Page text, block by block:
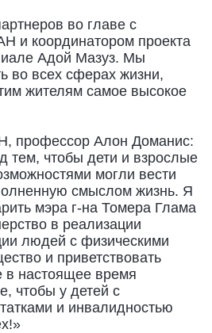
во главе с
и координатором проекта
Адой Мазуз. Мы
во всех сферах жизни,
жителям самое высокое
профессор Алон Доманис:
тем, чтобы дети и взрослые
могли вести
смыслом жизнь. Я
мэра г-на Томера Глама
в реализации
людей с физическими
и приветствовать
в настоящее время
чтобы у детей с
и инвалидностью